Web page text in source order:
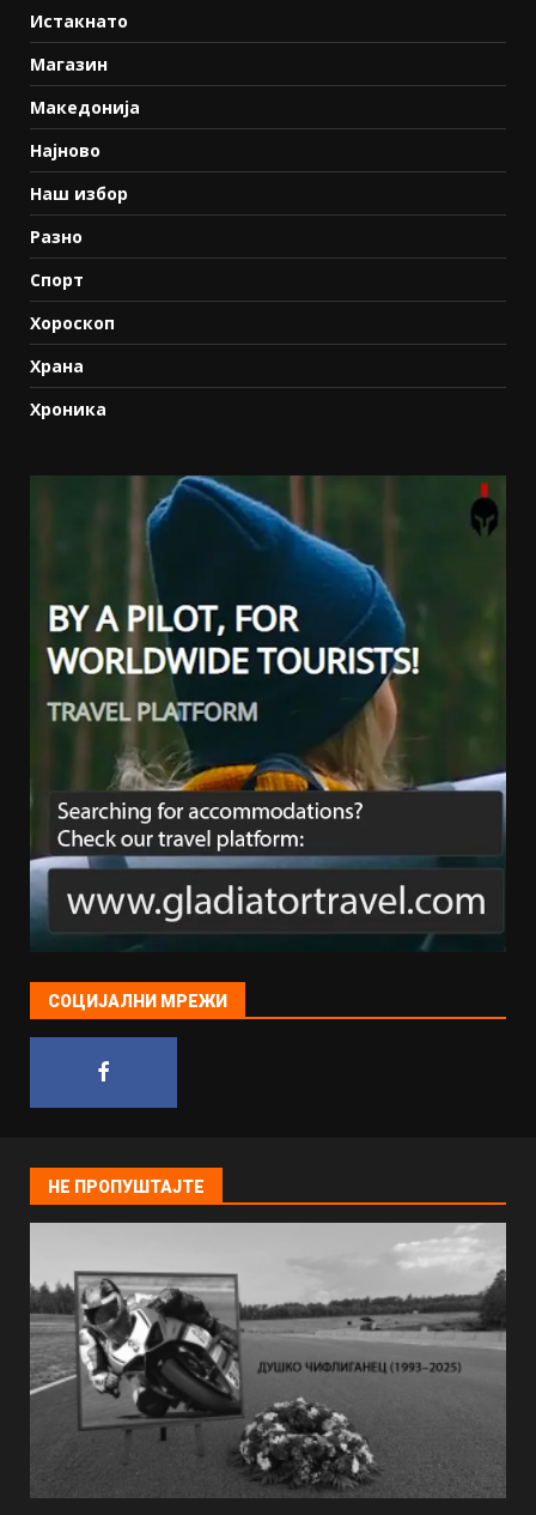
Истакнато
Магазин
Македонија
Најново
Наш избор
Разно
Спорт
Хороскоп
Храна
Хроника
СОЦИЈАЛНИ МРЕЖИ
НЕ ПРОПУШТАЈТЕ